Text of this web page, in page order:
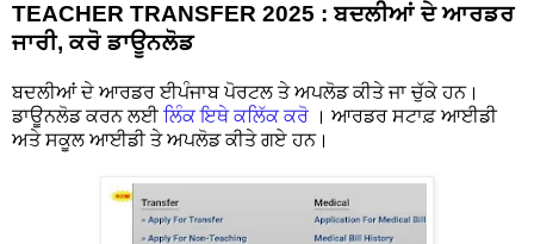
TEACHER TRANSFER 2025 : ਬਦਲੀਆਂ ਦੇ ਆਰਡਰ
ਜਾਰੀ, ਕਰੋ ਡਾਊਨਲੋਡ
ਬਦਲੀਆਂ ਦੇ ਆਰਡਰ ਈਪੰਜਾਬ ਪੋਰਟਲ ਤੇ ਅਪਲੋਡ ਕੀਤੇ ਜਾ ਚੁੱਕੇ ਹਨ।
ਡਾਊਨਲੋਡ ਕਰਨ ਲਈਲਿੰਕ ਇਥੇ ਕਲਿੱਕ ਕਰੋ । ਆਰਡਰ ਸਟਾਫ਼ ਆਈਡੀ
ਅਤੇ ਸਕੂਲ ਆਈਡੀ ਤੇ ਅਪਲੋਡ ਕੀਤੇ ਗਏ ਹਨ।